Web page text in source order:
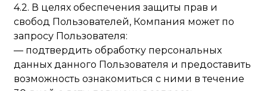
4.2. В целях обеспечения защиты прав и
свобод Пользователей, Компания может по
запросу Пользователя:
— подтвердить обработку персональных
данных данного Пользователя и предоставить
возможность ознакомиться с ними в течение